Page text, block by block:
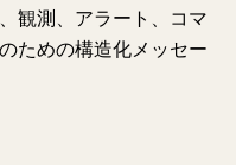
観測、アラート、コマ
ための構造化メッセー